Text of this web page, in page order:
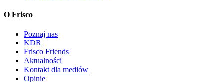
O Frisco
Poznaj nas
KDR
Frisco Friends
Aktualności
Kontakt dla mediów
Opinie